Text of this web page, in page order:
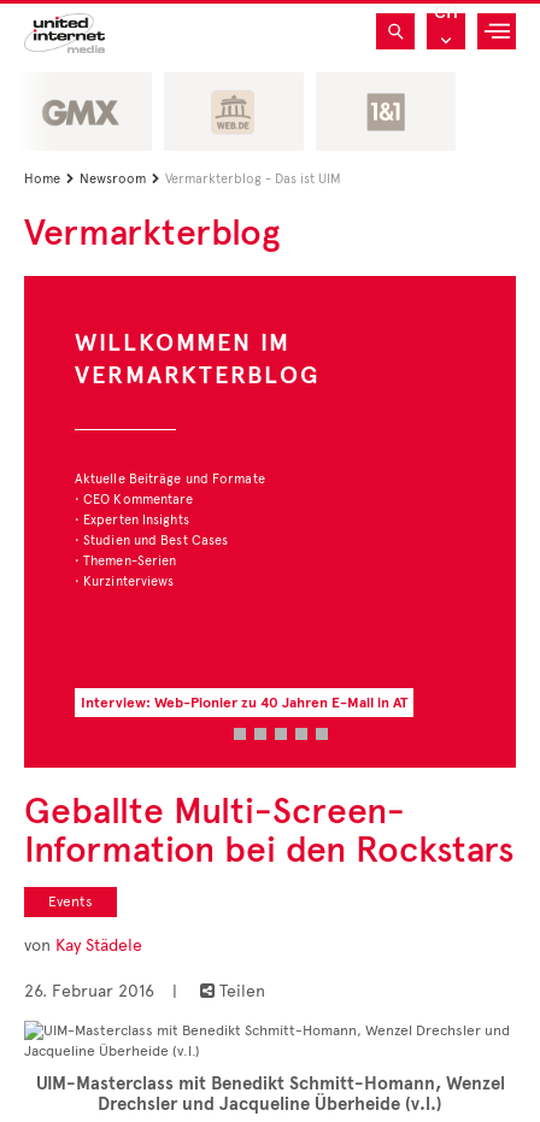
CH
Home  Newsroom  Vermarkterblog - Das ist UIM
Vermarkterblog
WILLKOMMEN IM
VERMARKTERBLOG
Aktuelle Beiträge und Formate
• CEO Kommentare
• Experten Insights
• Studien und Best Cases
• Themen-Serien
• Kurzinterviews
Interview: Web-Pionier zu 40 Jahren E-Mail in AT
Geballte Multi-Screen-
Information bei den Rockstars
Events
von Kay Städele
26. Februar 2016 |  Teilen
UIM-Masterclass mit Benedikt Schmitt-Homann, Wenzel
Drechsler und Jacqueline Überheide (v.l.)